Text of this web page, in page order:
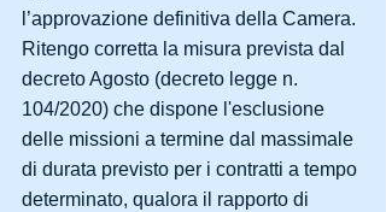
l’approvazione definitiva della Camera.
Ritengo corretta la misura prevista dal
decreto Agosto (decreto legge n.
104/2020) che dispone l'esclusione
delle missioni a termine dal massimale
di durata previsto per i contratti a tempo
determinato, qualora il rapporto di